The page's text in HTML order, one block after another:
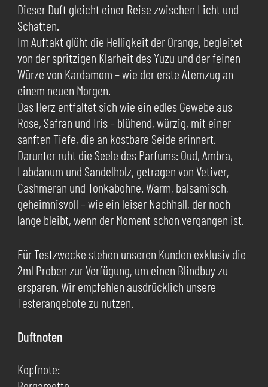
Dieser Duft gleicht einer Reise zwischen Licht und
Schatten.
Im Auftakt glüht die Helligkeit der Orange, begleitet
von der spritzigen Klarheit des Yuzu und der feinen
Würze von Kardamom – wie der erste Atemzug an
einem neuen Morgen.
Das Herz entfaltet sich wie ein edles Gewebe aus
Rose, Safran und Iris – blühend, würzig, mit einer
sanften Tiefe, die an kostbare Seide erinnert.
Darunter ruht die Seele des Parfums: Oud, Ambra,
Labdanum und Sandelholz, getragen von Vetiver,
Cashmeran und Tonkabohne. Warm, balsamisch,
geheimnisvoll – wie ein leiser Nachhall, der noch
lange bleibt, wenn der Moment schon vergangen ist.
Für Testzwecke stehen unseren Kunden exklusiv die
2ml Proben zur Verfügung, um einen Blindbuy zu
ersparen. Wir empfehlen ausdrücklich unsere
Testerangebote zu nutzen.
Duftnoten
Kopfnote: